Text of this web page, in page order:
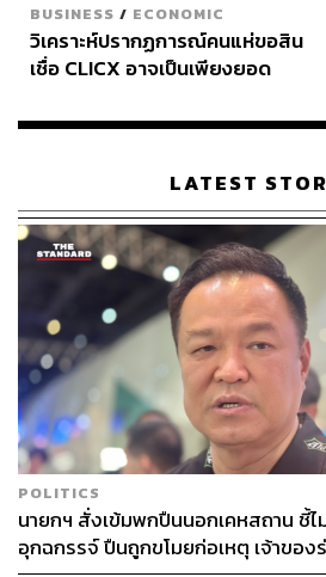
BUSINESS / ECONOMIC
วิเคราะห์ปรากฏการณ์คนแห่ขอสิน
เชื่อ CLICX อาจเป็นเพียงยอด
เรือนไทยที่ถูกซุกไว้
LATEST
POLITICS
นายกฯ สั่งเข้มพกปืนนอกเคหสถาน ชี้ไ
อุกฉกรรจ์ ปืนถูกขโมยก่อเหตุ เจ้าของ